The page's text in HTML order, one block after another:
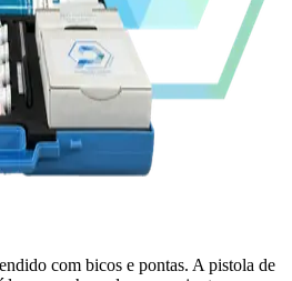
com bicos e pontas. A pistola de